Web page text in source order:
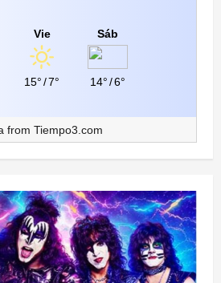
Vie
15°/7°
Sáb
14°/6°
from Tiempo3.com